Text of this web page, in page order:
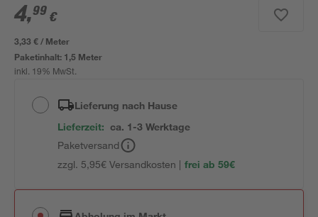
4,99 €
3,33 € / Meter
Paketinhalt: 1,5 Meter
inkl. 19% MwSt.
Lieferung nach Hause
Lieferzeit: ca. 1-3 Werktage
Paketversand
zzgl. 5,95€ Versandkosten | frei ab 59€